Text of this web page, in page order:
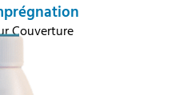
Couverture